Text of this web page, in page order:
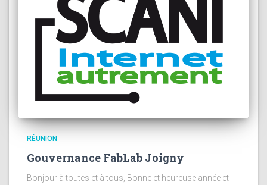
RÉUNION
Gouvernance FabLab Joigny
Bonjour à toutes et à tous, Bonne et heureuse année et